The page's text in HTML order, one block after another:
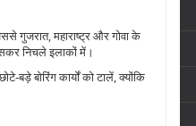
गुजरात, महाराष्ट्र और गोवा के
निचले इलाकों में।
बोरिंग कार्यों को टालें, क्योंकि